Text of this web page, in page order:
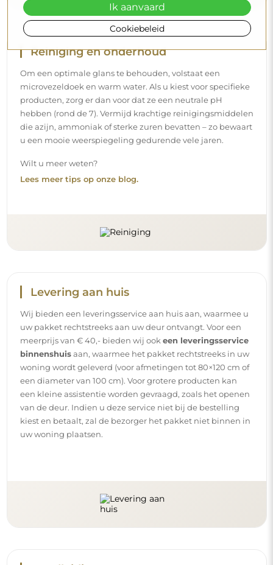
Levering aan huis
Wij bieden een leveringsservice aan huis aan, waarmee u
uw pakket rechtstreeks aan uw deur ontvangt. Voor een
meerprijs van € 40,- bieden wij ook een leveringsservice
binnenshuisaan, waarmee het pakket rechtstreeks in uw
woning wordt geleverd (voor afmetingen tot 80×120 cm of
een diameter van 100 cm). Voor grotere producten kan
een kleine assistentie worden gevraagd, zoals het openen
kiest en betaalt, zal de bezorger het pakket niet binnen in
uw woning plaatsen.
Handleidingen
Om de montage en het gebruik van onze spiegel
eenvoudig en zorgeloos te maken, hebben wij voor u
gedetailleerde handleidingen opgesteld. Daarin vindt u
alle nodige stappen voor een correcte montage van de
spiegel, evenals tips voor het onderhoud, de reiniging en
het beheer ervan, zodat u lang van het perfecte uiterlijk
Bekijk de montage- en gebruikshandleidingen.
Cookiebeleid
Ik aanvaard